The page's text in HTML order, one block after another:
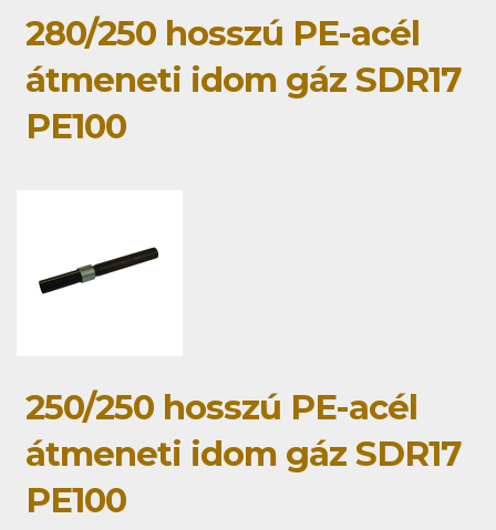
280/250 hosszú PE-acél
átmeneti idom gáz SDR17
PE100
250/250 hosszú PE-acél
átmeneti idom gáz SDR17
PE100